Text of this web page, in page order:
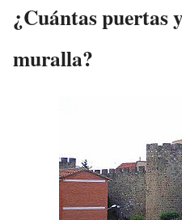
¿Cuántas puertas
muralla?